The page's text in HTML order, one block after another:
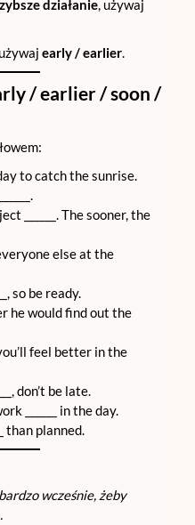
działanie, używaj
early / earlier.
/ earlier / soon /
to catch the sunrise.
______. The sooner, the
else at the
so be ready.
he would find out the
feel better in the
don’t be late.
______ in the day.
than planned.
wcześnie, żeby